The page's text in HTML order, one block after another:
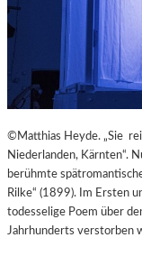
©Matthias Heyde. „Sie
Niederlanden, Kärnten“.
berühmte
Rilke“ (1899). Im Ersten
todesselige Poem über
Jahrhunderts verstorben